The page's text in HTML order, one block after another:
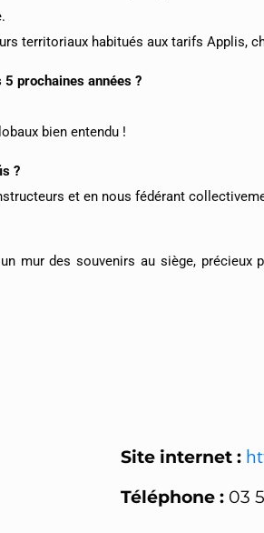
territoriaux habitués aux tarifs Applis,
prochaines années ?
bien entendu !
?
et en nous fédérant
mur des souvenirs au siège,
Site internet :
Téléphone : 03